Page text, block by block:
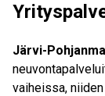
Järvi-
vaiheissa,